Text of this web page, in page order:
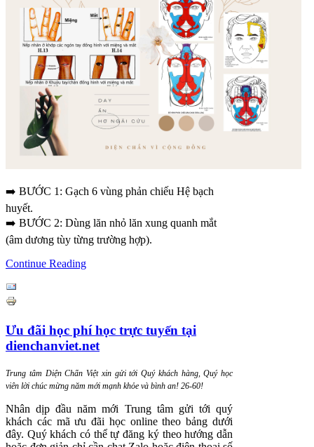
➡️ BƯỚC 1: Gạch 6 vùng phản chiếu Hệ bạch
huyết.
➡️ BƯỚC 2: Dùng lăn nhỏ lăn xung quanh mắt
(âm dương tùy từng trường hợp).
Continue Reading
Ưu đãi học phí học trực tuyến tại
dienchanviet.net
Trung tâm Diện Chẩn Việt xin gửi tới Quý khách hàng, Quý học
viên lời chúc mừng năm mới mạnh khỏe và bình an! 26-60!
Nhân dịp đầu năm mới Trung tâm gửi tới quý
khách các mã ưu đãi học online theo bảng dưới
đây. Quý khách có thể tự đăng ký theo hướng dẫn